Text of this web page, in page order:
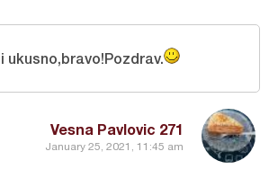
Vesna Pavlovic 271
January 25, 2021, 11:45 am
ukusno,bravo!Pozdrav.